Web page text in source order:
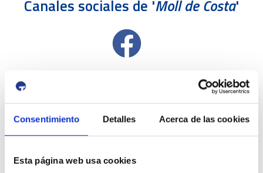
Consentimiento Detalles Acerca de las cookies
Esta página web usa cookies
Canales sociales de 'Moll de Costa'